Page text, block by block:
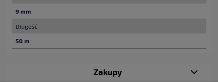
9 mm
Długość
50 m
Zakupy